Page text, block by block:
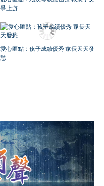
爭上游
愛心匯點：孩子成績優秀 家長天天發
愁